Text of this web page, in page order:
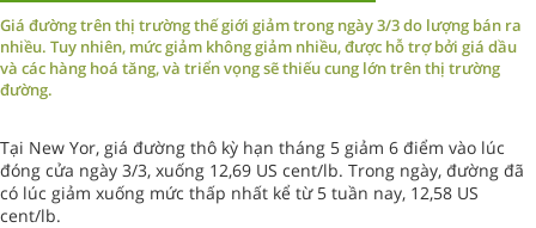
Giá đường trên thị trường thế giới giảm trong ngày 3/3 do lượng bán ra
nhiều. Tuy nhiên, mức giảm không giảm nhiều, được hỗ trợ bởi giá dầu
và các hàng hoá tăng, và triển vọng sẽ thiếu cung lớn trên thị trường
đường.
Tại New Yor, giá đường thô kỳ hạn tháng 5 giảm 6 điểm vào lúc
đóng cửa ngày 3/3, xuống 12,69 US cent/lb. Trong ngày, đường đã
có lúc giảm xuống mức thấp nhất kể từ 5 tuần nay, 12,58 US
cent/lb.